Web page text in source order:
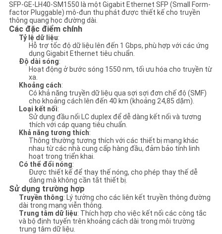
SÁCH
BẢO
MẬT
SFP-GE-LH40-SM1550 là một Gigabit Ethernet SFP (Small Form-
factor Pluggable) mô-đun thu phát được thiết kế cho truyền
thông quang học đường dài.
Các đặc điểm chính
Tỷ lệ dữ liệu:
Hỗ trợ tốc độ dữ liệu lên đến 1 Gbps, phù hợp với các ứng
dụng Gigabit Ethernet tiêu chuẩn.
Độ dài sóng:
Hoạt động ở bước sóng 1550 nm, tối ưu hóa cho truyền từ
xa.
Khoảng cách:
Có khả năng truyền dữ liệu qua sợi sợi đơn chế độ (SMF)
cho khoảng cách lên đến 40 km (khoảng 24,85 dặm).
Loại kết nối:
Sử dụng đầu nối LC duplex để dễ dàng kết nối và tương
thích với cáp quang tiêu chuẩn.
Khả năng tương thích:
Thông thường tương thích với các thiết bị mạng khác
nhau từ các nhà cung cấp hàng đầu, đảm bảo tính linh
hoạt trong triển khai.
Có thể đổi nóng:
Được thiết kế để thay thế nóng, cho phép thay thế dễ
dàng mà không cần tắt thiết bị.
Sử dụng trường hợp
Truyền thông: Lý tưởng cho các liên kết truyền thông đường
dài trong mạng viễn thông.
Trung tâm dữ liệu: Thích hợp cho việc kết nối các công tắc
và bộ định tuyến trên khoảng cách dài trong môi trường
trung tâm dữ liệu.